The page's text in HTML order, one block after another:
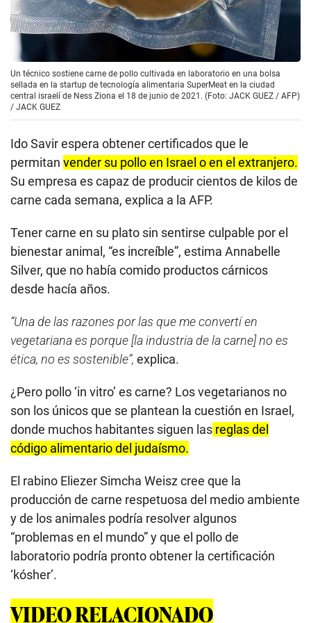
Un técnico sostiene carne de pollo cultivada en laboratorio en una bolsa
sellada en la startup de tecnología alimentaria SuperMeat en la ciudad
central israelí de Ness Ziona el 18 de junio de 2021. (Foto: JACK GUEZ / AFP)
/ JACK GUEZ
Ido Savir espera obtener certificados que le
permitan vender su pollo en Israel o en el extranjero.
Su empresa es capaz de producir cientos de kilos de
carne cada semana, explica a la AFP.
Tener carne en su plato sin sentirse culpable por el
bienestar animal, “es increíble”, estima Annabelle
Silver, que no había comido productos cárnicos
desde hacía años.
“Una de las razones por las que me convertí en
vegetariana es porque [la industria de la carne] no es
ética, no es sostenible”, explica.
¿Pero pollo ‘in vitro’ es carne? Los vegetarianos no
son los únicos que se plantean la cuestión en Israel,
donde muchos habitantes siguen las reglas del
código alimentario del judaísmo.
El rabino Eliezer Simcha Weisz cree que la
producción de carne respetuosa del medio ambiente
y de los animales podría resolver algunos
“problemas en el mundo” y que el pollo de
laboratorio podría pronto obtener la certificación
‘kósher’.
VIDEO RELACIONADO